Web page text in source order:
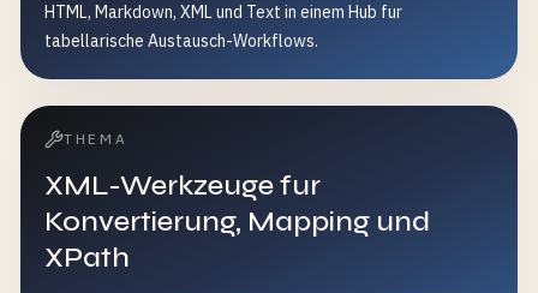
HTML, Markdown, XML und Text in einem Hub fur
tabellarische Austausch-Workflows.
THEMA
XML-Werkzeuge fur
Konvertierung, Mapping und
XPath